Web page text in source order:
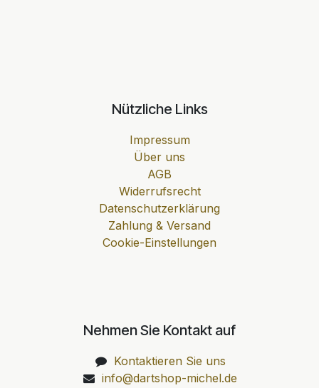
Nützliche Links
Impressum
Über uns
AGB
Widerrufsrecht
Datenschutzerklärung
Zahlung & Versand
Cookie-Einstellungen
Nehmen Sie Kontakt auf
Kontaktieren Sie uns
info@dartshop-michel.de